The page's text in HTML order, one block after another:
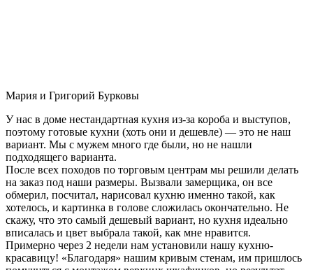
Мария и Григорий Бурковы
У нас в доме нестандартная кухня из-за короба и выступов,
поэтому готовые кухни (хоть они и дешевле) — это не наш
вариант. Мы с мужем много где были, но не нашли
подходящего варианта.
После всех походов по торговым центрам мы решили делать
на заказ под наши размеры. Вызвали замерщика, он все
обмерил, посчитал, нарисовал кухню именно такой, как
хотелось, и картинка в голове сложилась окончательно. Не
скажу, что это самый дешевый вариант, но кухня идеально
вписалась и цвет выбрала такой, как мне нравится.
Примерно через 2 недели нам установили нашу кухню-
красавицу! «Благодаря» нашим кривым стенам, им пришлось